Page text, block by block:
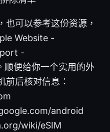
也可以参考这份资源，
Website -
-
便给你一个实用的外
前后核对信息：
android
wiki/eSIM